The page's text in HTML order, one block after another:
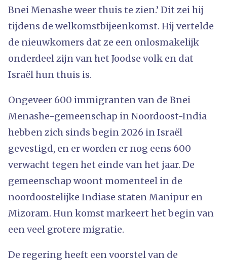
Bnei Menashe weer thuis te zien.’ Dit zei hij
tijdens de welkomstbijeenkomst. Hij vertelde
de nieuwkomers dat ze een onlosmakelijk
onderdeel zijn van het Joodse volk en dat
Israël hun thuis is.
Ongeveer 600 immigranten van de Bnei
Menashe-gemeenschap in Noordoost-India
hebben zich sinds begin 2026 in Israël
gevestigd, en er worden er nog eens 600
verwacht tegen het einde van het jaar. De
gemeenschap woont momenteel in de
noordoostelijke Indiase staten Manipur en
Mizoram. Hun komst markeert het begin van
een veel grotere migratie.
De regering heeft een voorstel van de